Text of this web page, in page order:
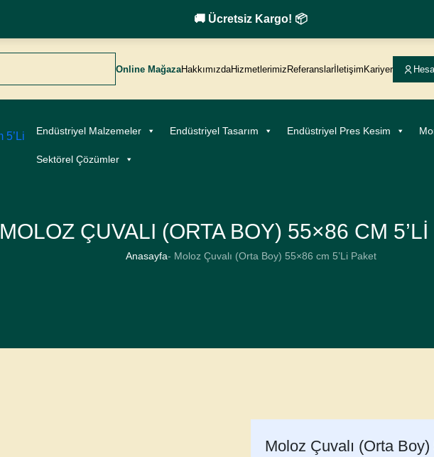
🚚 Ücretsiz Kargo! 📦
Online MağazaHakkımızdaHizmetlerimiz Referanslarİletişim Kariyer
Endüstriyel Malzemeler Endüstriyel Tasarım Endüstriyel Pres Kesim
Sektörel Çözümler
MOLOZ ÇUVALI (ORTA BOY) 55×86 CM
Anasayfa- Moloz Çuvalı (Orta Boy) 55×86 cm 5’Li Paket
Moloz Çuvalı (Orta